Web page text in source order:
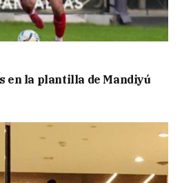
en la plantilla de Mandiyú